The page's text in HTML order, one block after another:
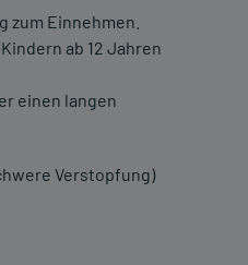
zum Einnehmen.
ab 12 Jahren
einen langen
Verstopfung)